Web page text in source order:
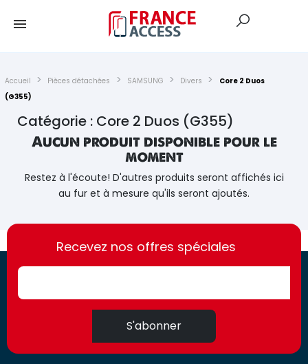
Accueil Pièces détachées SAMSUNG Divers
Core 2 Duos
(G355)
Catégorie : Core 2 Duos (G355)
Aucun produit disponible pour le
moment
Restez à l'écoute! D'autres produits seront affichés ici
au fur et à mesure qu'ils seront ajoutés.
https://france-
access.fr
https://france-
access.fr
Recevez nos offres spéciales
S'abonner